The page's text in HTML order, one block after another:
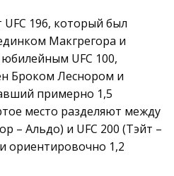
196, который был
Макгрегора и
UFC 100,
Броком Леснором и
примерно 1,5
место разделяют между
– Альдо) и UFC 200 (Тэйт –
ориентировочно 1,2